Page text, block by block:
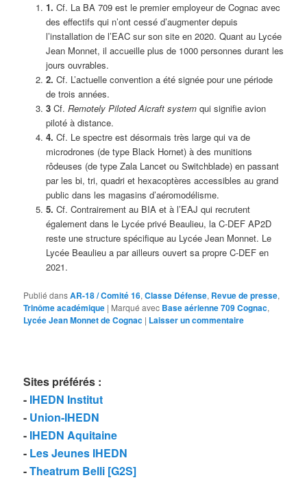
1. Cf. La BA 709 est le premier employeur de Cognac avec
des effectifs qui n’ont cessé d’augmenter depuis
l’installation de l’EAC sur son site en 2020. Quant au Lycée
Jean Monnet, il accueille plus de 1000 personnes durant les
jours ouvrables.
2. Cf. L’actuelle convention a été signée pour une période
de trois années.
3 Cf. Remotely Piloted Aicraft systemqui signifie avion
piloté à distance.
4. Cf. Le spectre est désormais très large qui va de
microdrones (de type Black Hornet) à des munitions
rôdeuses (de type Zala Lancet ou Switchblade) en passant
par les bi, tri, quadri et hexacoptères accessibles au grand
public dans les magasins d’aéromodélisme.
5. Cf. Contrairement au BIA et à l’EAJ qui recrutent
également dans le Lycée privé Beaulieu, la C-DEF AP2D
reste une structure spécifique au Lycée Jean Monnet. Le
Lycée Beaulieu a par ailleurs ouvert sa propre C-DEF en
2021.
Publié dansAR-18 / Comité 16,Classe Défense, Revue de presse,
Trinôme académique | Marqué avec Base aérienne 709 Cognac,
Lycée Jean Monnet de Cognac | Laisser un commentaire
Sites préférés :
- IHEDN Institut
- Union-IHEDN
- IHEDN Aquitaine
- Les Jeunes IHEDN
-Theatrum Belli [G2S]